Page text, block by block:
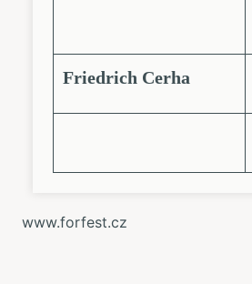
Friedrich Cerha
www.forfest.cz